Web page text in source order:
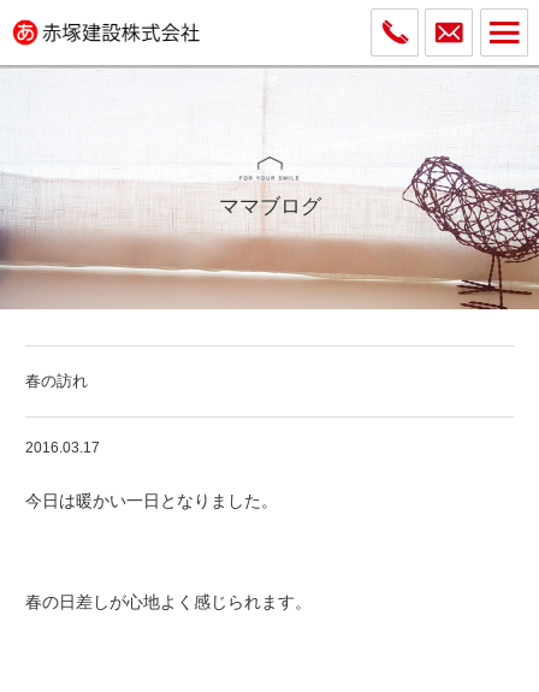
ママブログ
春の訪れ
2016.03.17
今日は暖かい一日となりました。
春の日差しが心地よく感じられます。